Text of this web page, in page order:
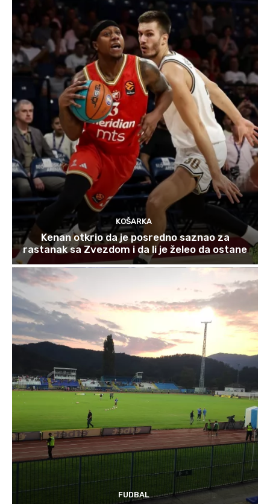
KOŠARKA
Kenan otkrio da je posredno saznao za
rastanak sa Zvezdom i da li je želeo da ostane
FUDBAL